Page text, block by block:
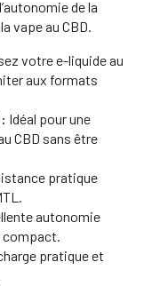
de la
vape au CBD.
votre e-liquide au
aux formats
Idéal pour une
CBD sans être
pratique
autonomie
compact.
pratique et